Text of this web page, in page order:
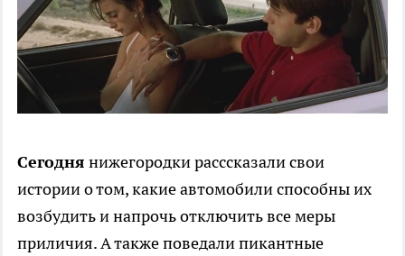
Сегодня нижегородки расссказали свои
истории о том, какие автомобили способны их
возбудить и напрочь отключить все меры
приличия. А также поведали пикантные